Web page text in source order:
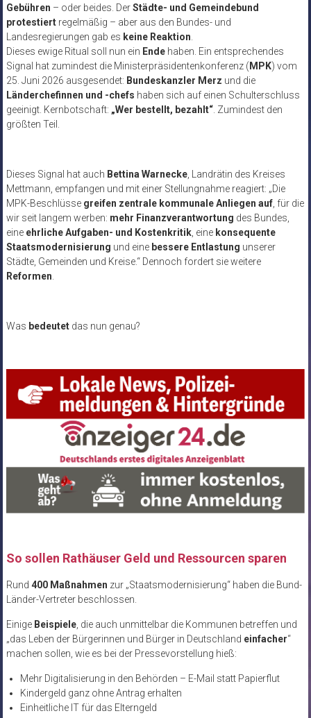
Gebühren – oder beides. DerStädte- und Gemeindebund
protestiertregelmäßig – aber aus den Bundes- und
Landesregierungen gab es keine Reaktion.
Dieses ewige Ritual soll nun ein Endehaben. Ein entsprechendes
Signal hat zumindest die Ministerpräsidentenkonferenz ( MPK) vom
25. Juni 2026 ausgesendet: Bundeskanzler Merz und die
Länderchefinnen und -chefs haben sich auf einen Schulterschluss
geeinigt. Kernbotschaft: „Wer bestellt, bezahlt“. Zumindest den
größten Teil.
Dieses Signal hat auch Bettina Warnecke, Landrätin des Kreises
Mettmann, empfangen und mit einer Stellungnahme reagiert: „Die
MPK-Beschlüsse greifen zentrale kommunale Anliegen auf, für die
wir seit langem werben: mehr Finanzverantwortung des Bundes,
eine ehrliche Aufgaben- und Kostenkritik, eine konsequente
Staatsmodernisierung und eine bessere Entlastung unserer
Städte, Gemeinden und Kreise.“ Dennoch fordert sie weitere
Reformen.
Was bedeutetdas nun genau?
So sollen Rathäuser Geld und Ressourcen sparen
Rund 400 Maßnahmen zur „Staatsmodernisierung“ haben die Bund-
Länder-Vertreter beschlossen.
Einige Beispiele, die auch unmittelbar die Kommunen betreffen und
„das Leben der Bürgerinnen und Bürger in Deutschland einfacher“
machen sollen, wie es bei der Pressevorstellung hieß:
Mehr Digitalisierung in den Behörden – E-Mail statt Papierflut
Kindergeld ganz ohne Antrag erhalten
Einheitliche IT für das Elterngeld